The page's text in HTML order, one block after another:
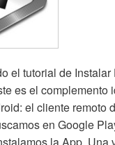
el tutorial de Instalar
es el complemento
el cliente remoto
en Google